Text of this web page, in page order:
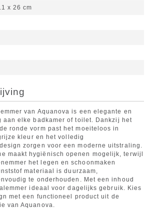
x 26 cm
van Aquanova is een elegante en
aan elke badkamer of toilet. Dankzij het
ronde vorm past het moeiteloos in
kleur en het volledig
zorgen voor een moderne uitstraling.
maakt hygiënisch openen mogelijk, terwijl
het legen en schoonmaken
materiaal is duurzaam,
te onderhouden. Met een inhoud
ideaal voor dagelijks gebruik. Kies
met een functioneel product uit de
van Aquanova.